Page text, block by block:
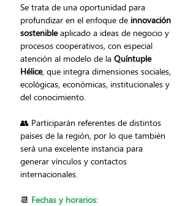
Se trata de una oportunidad para
profundizar en el enfoque de innovación
sostenible aplicado a ideas de negocio y
procesos cooperativos, con especial
atención al modelo de la Quíntuple
Hélice, que integra dimensiones sociales,
ecológicas, económicas, institucionales y
del conocimiento.
👥 Participarán referentes de distintos
países de la región, por lo que también
será una excelente instancia para
generar vínculos y contactos
internacionales.
📆 Fechas y horarios: